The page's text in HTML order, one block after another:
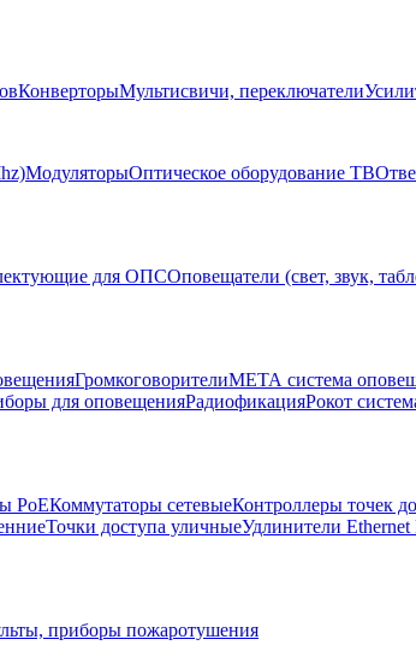
КонверторыМультисвичи, переключатели
МодуляторыОптическое оборудование ТВ
для ОПСОповещатели (свет, звук,
ГромкоговорителиМЕТА система
для оповещенияРадиофикацияРокот
РоЕКоммутаторы сетевыеКонтроллеры точек
Точки доступа уличныеУдлинители Ethernet
приборы пожаротушения